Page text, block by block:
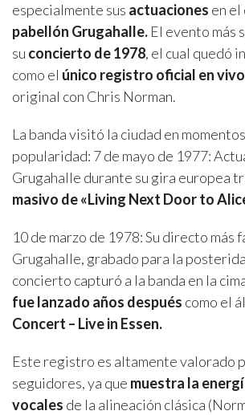
especialmente sus actuaciones en
pabellón Grugahalle. El evento más
su concierto de 1978, el cual quedó
como el único registro oficial en vivo
original con Chris Norman.
La banda visitó la ciudad en
popularidad: 7 de mayo de 1977:
Grugahalle durante su gira europea
masivo de «Living Next Door to
10 de marzo de 1978: Su directo más
Grugahalle, grabado para la
concierto capturó a la banda en la
fue lanzado años después como el
Concert – Live in Essen.
Este registro es altamente valorado
seguidores, ya que muestra la
vocales de la alineación clásica